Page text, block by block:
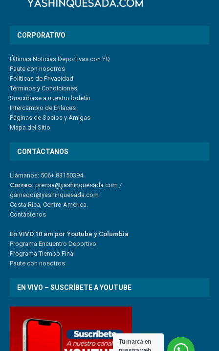
CORPORATIVO
Últimas Noticias Deportivas con YQ
Paute con nosotros
Políticas de Privacidad
Términos y Condiciones
Suscríbase a nuestro boletín
Intercambio de Enlaces
Páginas de Socios y Amigas
Mapa del Sitio
CONTÁCTANOS
Llámanos: 506+ 83150394
Correo: prensa@yashinquesada.com /
gamador@yashinquesada.com
Costa Rica, Centro América.
Contáctenos
En VIVO 10 am por Youtube y Columbia
Programa Encuentro Deportivo
Programa Tiempo Final
Paute con nosotros
EN VIVO – SUSCRÍBETE A YOUTUBE
Tu marca en